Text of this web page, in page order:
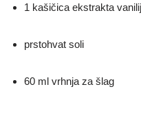
1 kašičica ekstrakta
prstohvat soli
60 ml vrhnja za šlag